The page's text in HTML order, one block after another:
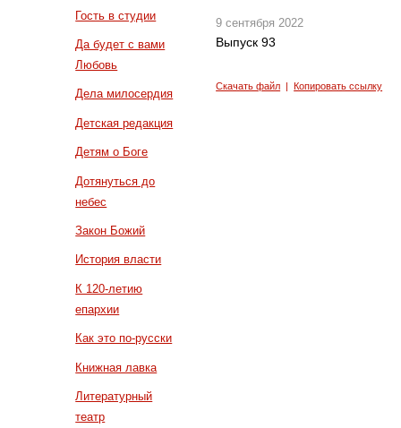
Гость в студии
Да будет с вами
Любовь
Дела милосердия
Детская редакция
Детям о Боге
Дотянуться до
небес
Закон Божий
История власти
К 120-летию
епархии
Как это по-русски
Книжная лавка
Литературный
театр
9 сентября 2022
Выпуск 93
Скачать файл Копировать ссылку